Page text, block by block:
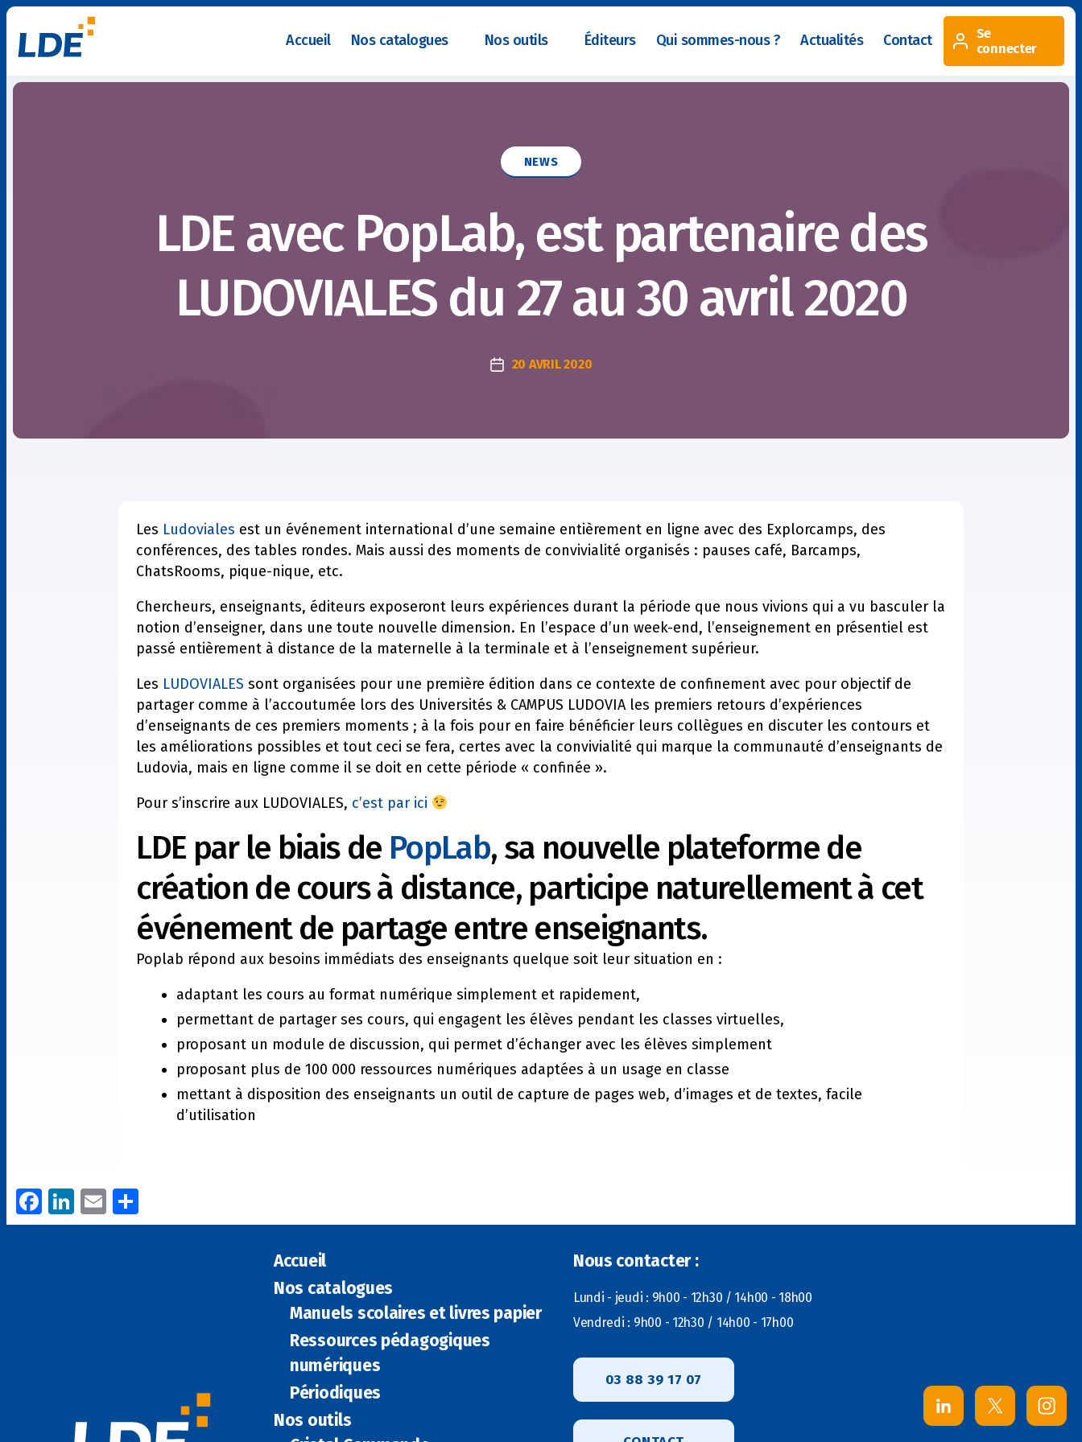
Accueil Nos catalogues Nos outils Éditeurs Qui sommes-nous ? Actualités Contact
Se
connecter
Catégories
NEWS
LDE avec PopLab, est partenaire des
LUDOVIALES du 27 au 30 avril 2020
Date20 AVRIL 2020
Les Ludoviales est un événement international d’une semaine entièrement en ligne avec des Explorcamps, des
conférences, des tables rondes. Mais aussi des moments de convivialité organisés : pauses café, Barcamps,
ChatsRooms, pique-nique, etc.
Chercheurs, enseignants, éditeurs exposeront leurs expériences durant la période que nous vivions qui a vu basculer la
notion d’enseigner, dans une toute nouvelle dimension. En l’espace d’un week-end, l’enseignement en présentiel est
passé entièrement à distance de la maternelle à la terminale et à l’enseignement supérieur.
Les LUDOVIALES sont organisées pour une première édition dans ce contexte de confinement avec pour objectif de
partager comme à l’accoutumée lors des Universités & CAMPUS LUDOVIA les premiers retours d’expériences
d’enseignants de ces premiers moments ; à la fois pour en faire bénéficier leurs collègues en discuter les contours et
les améliorations possibles et tout ceci se fera, certes avec la convivialité qui marque la communauté d’enseignants de
Ludovia, mais en ligne comme il se doit en cette période « confinée ».
Pour s’inscrire aux LUDOVIALES, c’est par ici
LDE par le biais de PopLab, sa nouvelle plateforme de
création de cours à distance, participe naturellement à cet
événement de partage entre enseignants.
Poplab répond aux besoins immédiats des enseignants quelque soit leur situation en :
adaptant les cours au format numérique simplement et rapidement,
permettant de partager ses cours, qui engagent les élèves pendant les classes virtuelles,
proposant un module de discussion, qui permet d’échanger avec les élèves simplement
proposant plus de 100 000 ressources numériques adaptées à un usage en classe
mettant à disposition des enseignants un outil de capture de pages web, d’images et de textes, facile
d’utilisation
Fa
ce
Li
n
E
m ar
Accueil
Nos catalogues
Manuels scolaires et livres papier
Ressources pédagogiques
numériques
Périodiques
Nos outils
Nous contacter :
Lundi - jeudi : 9h00 - 12h30 / 14h00 - 18h00
Vendredi : 9h00 - 12h30 / 14h00 - 17h00
03 88 39 17 07